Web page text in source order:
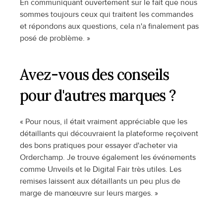
En communiquant ouvertement sur le fait que nous
sommes toujours ceux qui traitent les commandes
et répondons aux questions, cela n'a finalement pas
posé de problème. »
Avez-vous des conseils
pour d'autres marques ?
« Pour nous, il était vraiment appréciable que les
détaillants qui découvraient la plateforme reçoivent
des bons pratiques pour essayer d'acheter via
Orderchamp. Je trouve également les événements
comme Unveils et le Digital Fair très utiles. Les
remises laissent aux détaillants un peu plus de
marge de manœuvre sur leurs marges. »